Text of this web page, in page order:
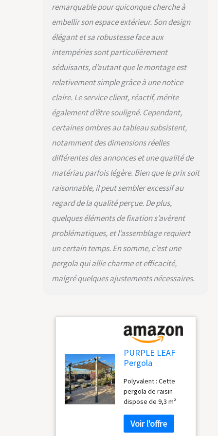
résistante à la
décoloration et offre
UPF50+ Toit
Rétractable :
rétractable pour une
protection optimale
contre le soleil.
Système de
verrouillage sûr pour
place lorsqu'il est
entièrement déployé
: Il est recommandé
de fermer la toile
Assemblage Facile :
Nous fournissons
des instructions
détaillées et les
outils nécessaires
pour une installation
rapide à domicile
remarquable pour quiconque cherche à
embellir son espace extérieur. Son design
élégant et sa robustesse face aux
intempéries sont particulièrement
séduisants, d’autant que le montage est
relativement simple grâce à une notice
claire. Le service client, réactif, mérite
également d’être souligné. Cependant,
certaines ombres au tableau subsistent,
notamment des dimensions réelles
différentes des annonces et une qualité de
matériau parfois légère. Bien que le prix soit
raisonnable, il peut sembler excessif au
regard de la qualité perçue. De plus,
quelques éléments de fixation s’avèrent
problématiques, et l’assemblage requiert
un certain temps. En somme, c’est une
pergola qui allie charme et efficacité,
malgré quelques ajustements nécessaires.
PURPLE LEAF
Pergola
3,2 m UPF 50+
Toit Coulissant
Jardin Kaki
Polyvalent : Cette
pergola de raisin
dispose de 9,3 m²
est idéal pour les
piscines, les bains à